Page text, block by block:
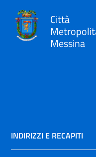
Città
Messina
INDIRIZZI E RECAPITI